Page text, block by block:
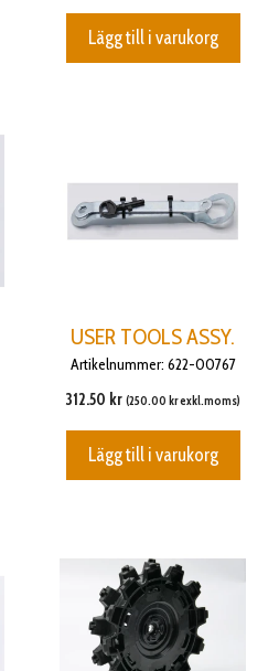
Lägg till i varukorg
USER TOOLS ASSY.
Artikelnummer: 622-00767
312.50 kr (250.00 krexkl.moms)
Lägg till i varukorg